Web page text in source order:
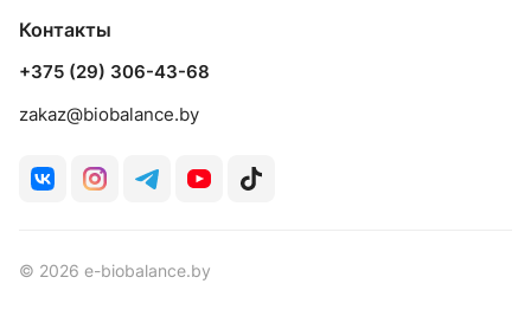
Контакты
+375 (29) 306-43-68
zakaz@biobalance.by
© 2026 e-biobalance.by